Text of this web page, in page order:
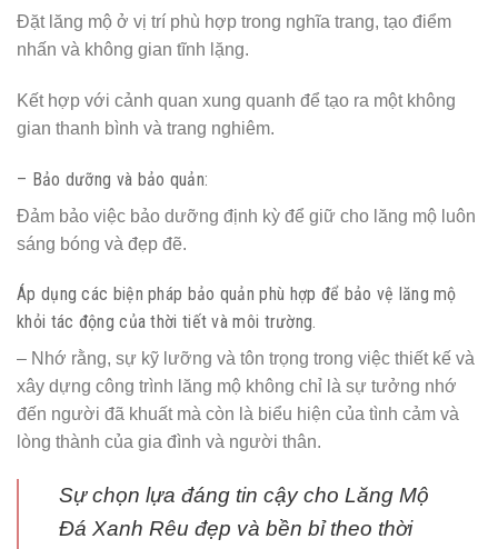
Đặt lăng mộ ở vị trí phù hợp trong nghĩa trang, tạo điểm
nhấn và không gian tĩnh lặng.
Kết hợp với cảnh quan xung quanh để tạo ra một không
gian thanh bình và trang nghiêm.
– Bảo dưỡng và bảo quản:
Đảm bảo việc bảo dưỡng định kỳ để giữ cho lăng mộ luôn
sáng bóng và đẹp đẽ.
Áp dụng các biện pháp bảo quản phù hợp để bảo vệ lăng mộ
khỏi tác động của thời tiết và môi trường.
– Nhớ rằng, sự kỹ lưỡng và tôn trọng trong việc thiết kế và
xây dựng công trình lăng mộ không chỉ là sự tưởng nhớ
đến người đã khuất mà còn là biểu hiện của tình cảm và
lòng thành của gia đình và người thân.
Sự chọn lựa đáng tin cậy cho Lăng Mộ
Đá Xanh Rêu đẹp và bền bỉ theo thời